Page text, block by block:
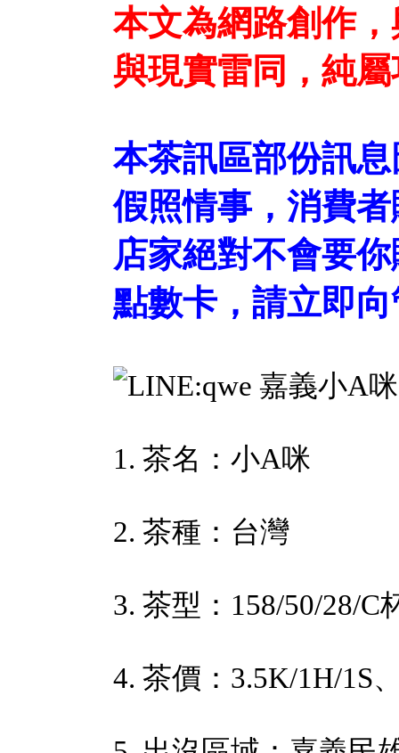
本文為網路創作
與現實雷同，純
本茶訊區部份訊
假照情事，消費
店家絕對不會要
點數卡，請立即
1. 茶名：小A咪
2. 茶種：台灣
3. 茶型：158/50/28/C
4. 茶價：3.5K/1H/1S